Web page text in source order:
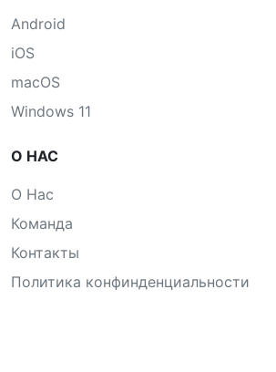
Android
iOS
macOS
Windows 11
О НАС
О Нас
Команда
Контакты
Политика конфинденциальности